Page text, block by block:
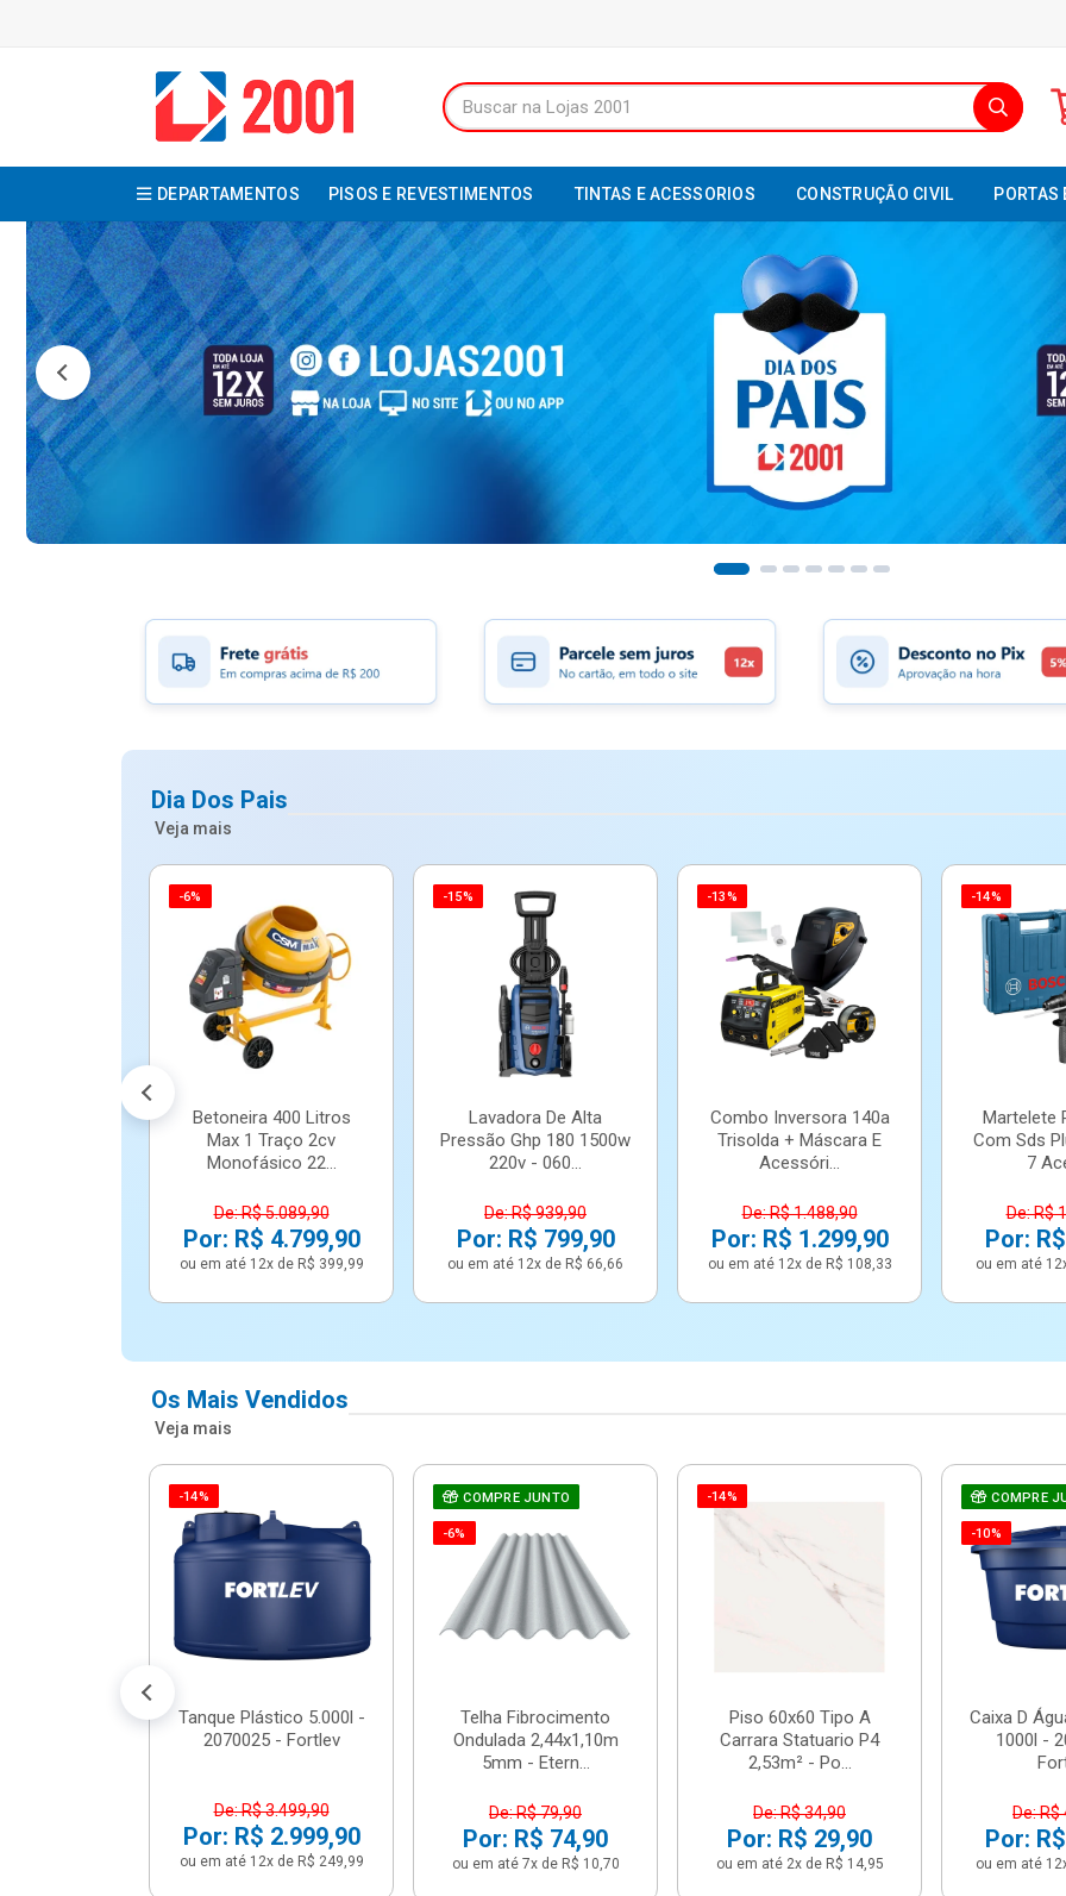
DEPARTAMENTOS PISOS E REVESTIMENTOS TINTAS E ACESSORIOS CONSTRUÇÃO CIVIL PORTAS
Dia Dos Pais
Veja mais
-6%
Betoneira 400 Litros
Max 1 Traço 2cv
Monofásico 22...
De: R$ 5.089,90
Por: R$ 4.799,90
ou em até 12x de R$ 399,99
-15%
Lavadora De Alta
Pressão Ghp 180 1500w
220v - 060...
De: R$ 939,90
Por: R$ 799,90
ou em até 12x de R$ 66,66
-13%
Combo Inversora 140a
Trisolda + Máscara E
Acessóri...
De: R$ 1.488,90
Por: R$ 1.299,90
ou em até 12x de R$ 108,33
-14%
Martelete
Com Sds
7
De: R$
Por:
ou em até
Os Mais Vendidos
Veja mais
-14%
Tanque Plástico 5.000l -
2070025 - Fortlev
De: R$ 3.499,90
Por: R$ 2.999,90
ou em até 12x de R$ 249,99
COMPRE JUNTO
-6%
Telha Fibrocimento
Ondulada 2,44x1,10m
5mm - Etern...
De: R$ 79,90
Por: R$ 74,90
ou em até 7x de R$ 10,70
-14%
Piso 60x60 Tipo A
Carrara Statuario P4
2,53m² - Po...
De: R$ 34,90
Por: R$ 29,90
ou em até 2x de R$ 14,95
COMPRE
-10%
Caixa D
1000l -
De: R$
Por:
ou em até